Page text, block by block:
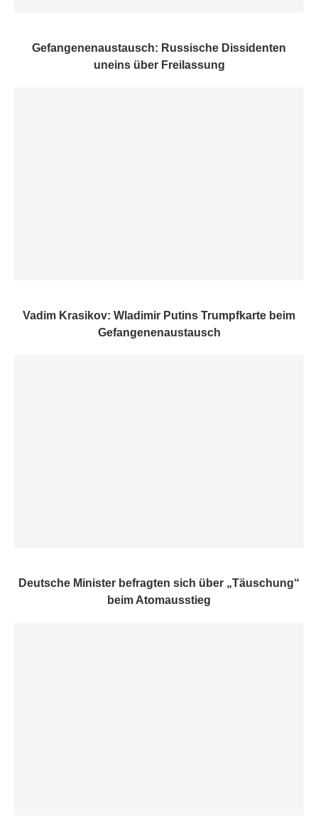
Gefangenenaustausch: Russische Dissidenten
uneins über Freilassung
Vadim Krasikov: Wladimir Putins Trumpfkarte beim
Gefangenenaustausch
Deutsche Minister befragten sich über „Täuschung“
beim Atomausstieg